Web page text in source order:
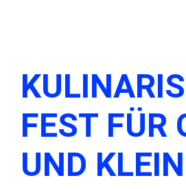
FEST FÜR
ND KLEIN